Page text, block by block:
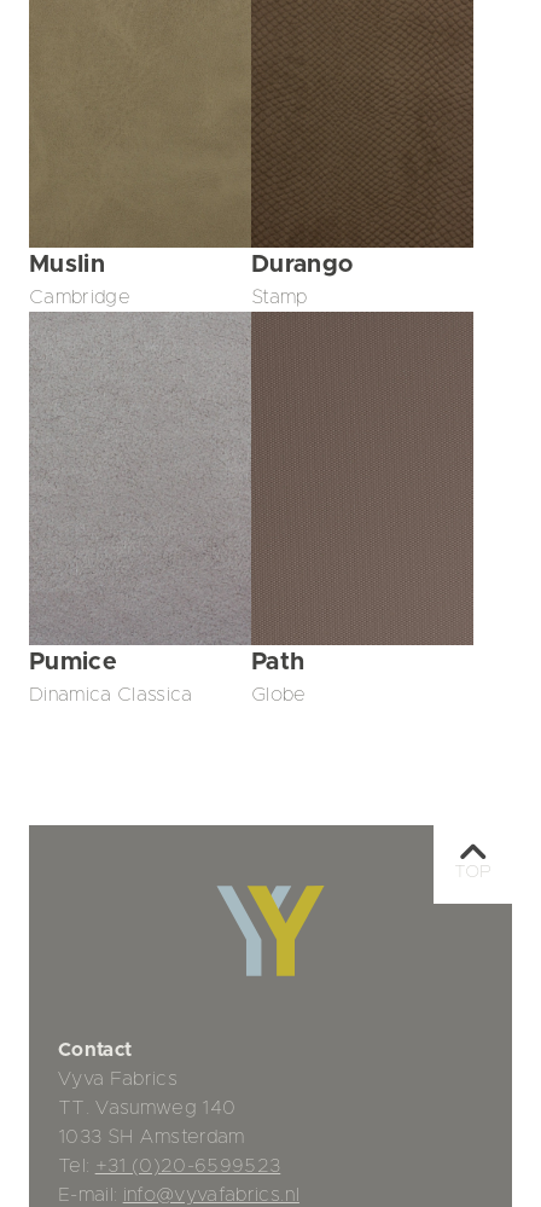
Muslin
Cambridge
Durango
Stamp
Pumice
Dinamica Classica
Path
Globe
Contact
Vyva Fabrics
TT. Vasumweg 140
1033 SH Amsterdam
Tel: +31 (0)20-6599523
E-mail: info@vyvafabrics.nl
TOP